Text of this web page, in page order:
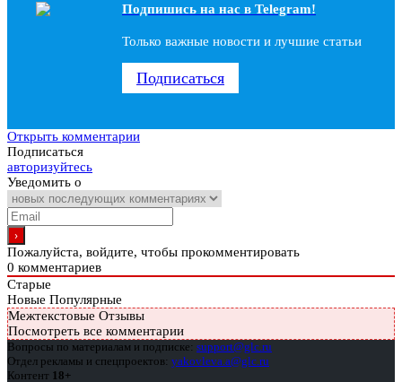
Подпишись на наc в Telegram!
Только важные новости и лучшие статьи
Подписаться
Открыть комментарии
Подписаться
авторизуйтесь
Уведомить о
Пожалуйста, войдите, чтобы прокомментировать
0 комментариев
Старые
Новые Популярные
Межтекстовые Отзывы
Посмотреть все комментарии
Вопросы по материалам и подписке: support@glc.ru
Отдел рекламы и спецпроектов: yakovleva.a@glc.ru
Контент 18+